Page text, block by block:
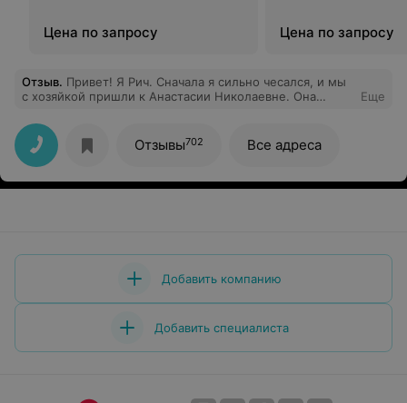
Цена по запросу Цена по запросу
Отзыв. Привет! Я Рич. Сначала я сильно чесался, и мы
с хозяйкой пришли к Анастасии Николаевне. Она
случился гастрит и энтеропатия — прямо целый букет!
Но мы не отчаиваемся. Мы регулярно ходим к
Анастасии Николаевне на приёмы, проверяем, что там
внутри организма, делаем УЗИ. Доктор назначает
необходимые лекарства, всегда доходчиво объясняет
Еще
Отзывы702 Все адреса
Добавить компанию
Добавить специалиста